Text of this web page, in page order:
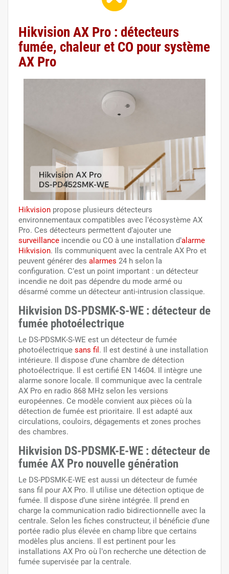
Hikvision AX Pro : détecteurs
fumée, chaleur et CO pour système
AX Pro
Hikvision propose plusieurs détecteurs
environnementaux compatibles avec l’écosystème AX
Pro. Ces détecteurs permettent d’ajouter une
surveillance incendie ou CO à une installation d’alarme
Hikvision. Ils communiquent avec la centrale AX Pro et
peuvent générer des alarmes 24 h selon la
configuration. C’est un point important : un détecteur
incendie ne doit pas dépendre du mode armé ou
désarmé comme un détecteur anti-intrusion classique.
Hikvision DS-PDSMK-S-WE : détecteur de
fumée photoélectrique
Le DS-PDSMK-S-WE est un détecteur de fumée
photoélectrique sans fil . Il est destiné à une installation
intérieure. Il dispose d’une chambre de détection
photoélectrique. Il est certifié EN 14604. Il intègre une
alarme sonore locale. Il communique avec la centrale
AX Pro en radio 868 MHz selon les versions
européennes. Ce modèle convient aux pièces où la
détection de fumée est prioritaire. Il est adapté aux
circulations, couloirs, dégagements et zones proches
des chambres.
Hikvision DS-PDSMK-E-WE : détecteur de
fumée AX Pro nouvelle génération
Le DS-PDSMK-E-WE est aussi un détecteur de fumée
sans fil pour AX Pro. Il utilise une détection optique de
fumée. Il dispose d’une sirène intégrée. Il prend en
charge la communication radio bidirectionnelle avec la
centrale. Selon les fiches constructeur, il bénéficie d’une
portée radio plus élevée en champ libre que certains
modèles plus anciens. Il est pertinent pour les
installations AX Pro où l’on recherche une détection de
fumée supervisée par la centrale.